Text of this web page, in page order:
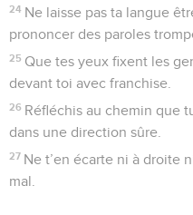
24 Ne laisse pas ta langue
prononcer des paroles
25 Que tes yeux fixent les
devant toi avec franchise.
26 Réfléchis au chemin que
dans une direction sûre.
27 Ne t’en écarte ni à droite
mal.